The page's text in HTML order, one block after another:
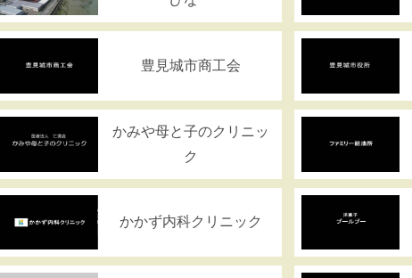
豊見城市商工会
かみや母と子のクリニッ
ク
かかず内科クリニック